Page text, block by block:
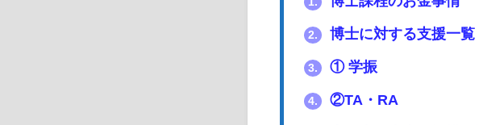
2. 博士に対する支援一覧
3. ① 学振
4. ②TA・RA